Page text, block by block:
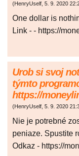
(HenryUself, 5. 9. 2020
One dollar is
Link - - https://
Urob si svoj
týmto
https://
(HenryUself, 5. 9. 2020
Nie je potrebné
peniaze. Spustite
Odkaz - https://